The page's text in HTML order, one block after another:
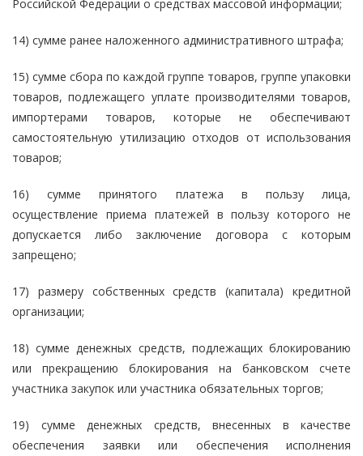
Российской Федерации о средствах массовой информации;
14) сумме ранее наложенного административного штрафа;
15) сумме сбора по каждой группе товаров, группе упаковки
товаров, подлежащего уплате производителями товаров,
импортерами товаров, которые не обеспечивают
самостоятельную утилизацию отходов от использования
товаров;
16) сумме принятого платежа в пользу лица,
осуществление приема платежей в пользу которого не
допускается либо заключение договора с которым
запрещено;
17) размеру собственных средств (капитала) кредитной
организации;
18) сумме денежных средств, подлежащих блокированию
или прекращению блокирования на банковском счете
участника закупок или участника обязательных торгов;
19) сумме денежных средств, внесенных в качестве
обеспечения заявки или обеспечения исполнения